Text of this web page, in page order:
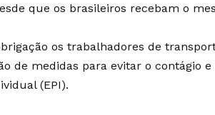
que os brasileiros recebam o
os trabalhadores de
de medidas para evitar o contágio e
(EPI).